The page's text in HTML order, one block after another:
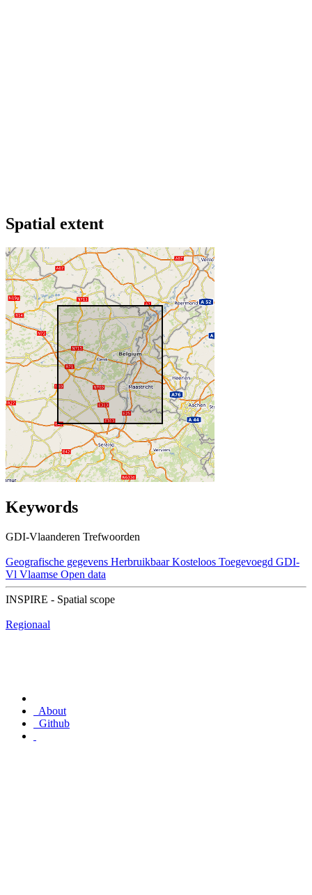
Spatial extent
Keywords
GDI-Vlaanderen Trefwoorden
Geografische gegevens Herbruikbaar Kosteloos Toegevoegd GDI-
Vl Vlaamse Open data
INSPIRE - Spatial scope
Regionaal
About
Github